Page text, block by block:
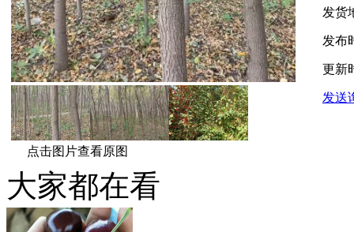
点击图片查看原图
发货
发布
更新
发送
大家都在看